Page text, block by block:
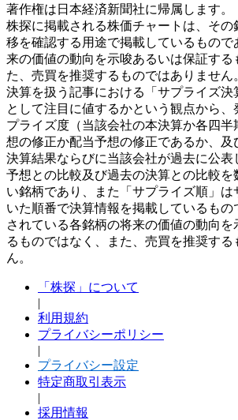
著作権は日本経済新聞社に帰属します。
株探に掲載される株価チャートは、その
移を確認する用途で掲載しているもので
来の価値の動向を示唆あるいは保証する
た、売買を推奨するものではありません
決算を扱う記事における「サプライズ決
として注目に値するかという観点から、
プライズ度（当該会社の本決算か各四
想の修正か配当予想の修正であるか、及
決算結果ならびに当該会社が過去に公表
予想との比較及び過去の決算との比較を
い銘柄であり、また「サプライズ順」
いた順番で決算情報を掲載しているも
されている各銘柄の将来の価値の動向を
るものではなく、また、売買を推奨す
ん。
「株探」について
|
利用規約
プライバシーポリシー
|
プライバシー設定
特定商取引表示
|
採用情報